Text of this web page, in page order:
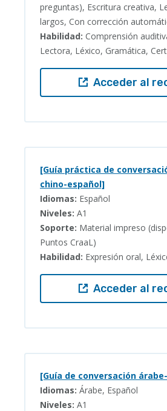
preguntas), Escritura creativa,
largos, Con corrección
Habilidad: Comprensión
Lectora, Léxico, Gramática,
Acceder al
[Guía práctica de
chino-español]
Idiomas: Español
Niveles: A1
Soporte: Material impreso
Puntos CraaL)
Habilidad: Expresión oral,
Acceder al
[Guía de conversación
Idiomas: Árabe, Español
Niveles: A1